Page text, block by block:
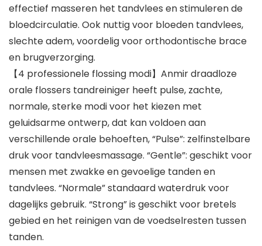
effectief masseren het tandvlees en stimuleren de
bloedcirculatie. Ook nuttig voor bloeden tandvlees,
slechte adem, voordelig voor orthodontische brace
en brugverzorging.
【4 professionele flossing modi】Anmir draadloze
orale flossers tandreiniger heeft pulse, zachte,
normale, sterke modi voor het kiezen met
geluidsarme ontwerp, dat kan voldoen aan
verschillende orale behoeften, “Pulse”: zelfinstelbare
druk voor tandvleesmassage. “Gentle”: geschikt voor
mensen met zwakke en gevoelige tanden en
tandvlees. “Normale” standaard waterdruk voor
dagelijks gebruik. “Strong” is geschikt voor bretels
gebied en het reinigen van de voedselresten tussen
tanden.